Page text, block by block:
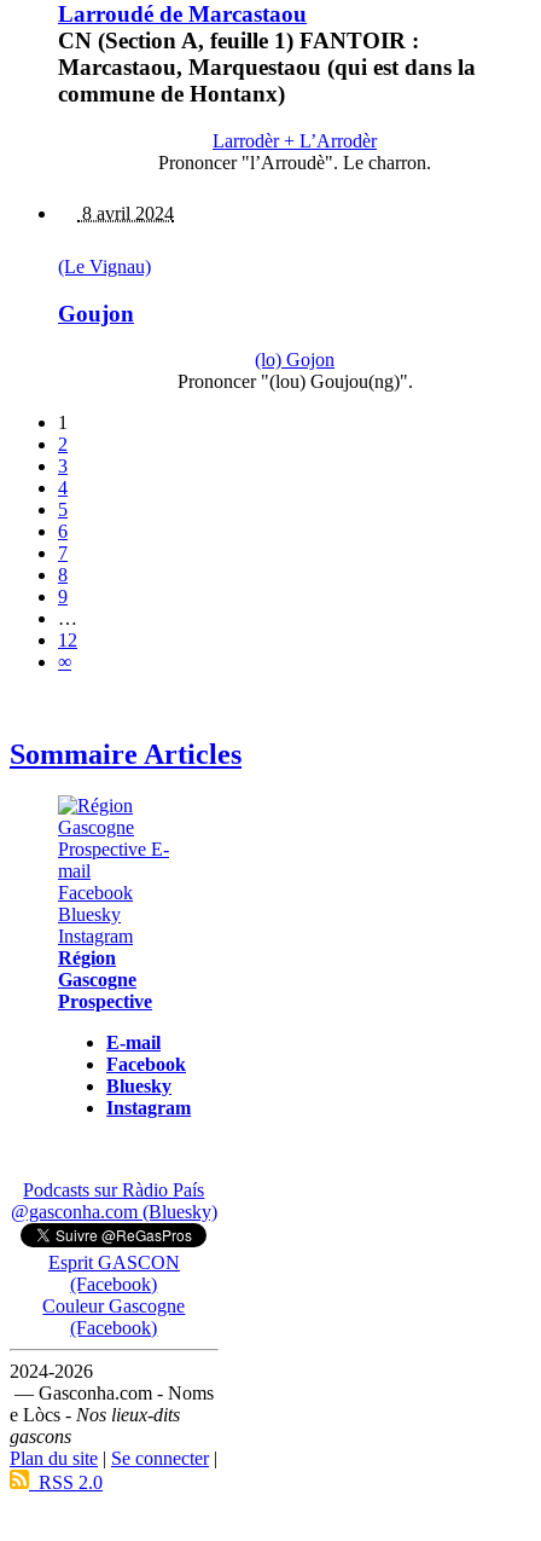
Larroudé de Marcastaou
CN (Section A, feuille 1) FANTOIR :
Marcastaou, Marquestaou (qui est dans la
commune de Hontanx)
Larrodèr + L’Arrodèr
Prononcer "l’Arroudè". Le charron.
8 avril 2024
(Le Vignau)
Goujon
(lo) Gojon
Prononcer "(lou) Goujou(ng)".
1
2
3
4
5
6
7
8
9
…
12
∞
Sommaire Articles
Région
Gascogne
Prospective
E-mail
Facebook
Bluesky
Instagram
Podcasts sur Ràdio País
@gasconha.com (Bluesky)
Esprit GASCON
(Facebook)
Couleur Gascogne
(Facebook)
2024-2026
— Gasconha.com - Noms
e Lòcs - Nos lieux-dits
gascons
Plan du site | Se connecter|
RSS 2.0